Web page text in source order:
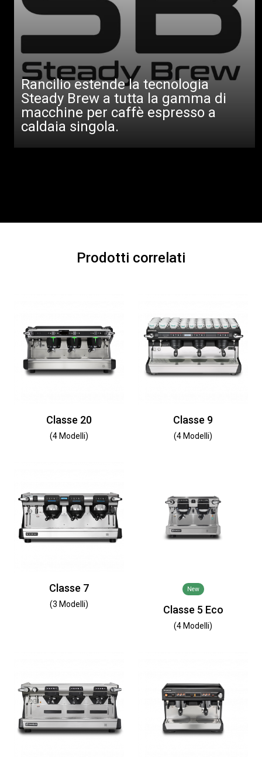
Rancilio estende la tecnologia
Steady Brew a tutta la gamma di
macchine per caffè espresso a
caldaia singola.
Prodotti correlati
Classe 20
(4 Modelli)
Classe 9
(4 Modelli)
Classe 7
(3 Modelli)
New
Classe 5 Eco
(4 Modelli)